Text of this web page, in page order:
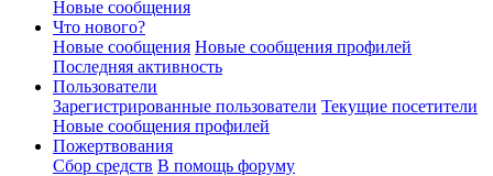
Новые сообщения
Что нового?
Новые сообщения Новые сообщения профилей
Последняя активность
Пользователи
Зарегистрированные пользователи Текущие посетители
Новые сообщения профилей
Пожертвования
Сбор средств В помощь форуму